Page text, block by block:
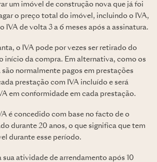
um imóvel de construção nova que já foi
o preço total do imóvel, incluindo o IVA,
IVA de volta 3 a 6 meses após a assinatura.
o IVA pode por vezes ser retirado do
início da compra. Em alternativa, como os
normalmente pagos em prestações
prestação com IVA incluído e será
em conformidade em cada prestação.
é concedido com base no facto de o
durante 20 anos, o que significa que tem
durante esse período.
sua atividade de arrendamento após 10